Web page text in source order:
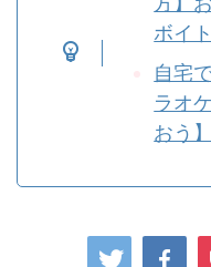
ボイ
自宅
ラオ
おう】